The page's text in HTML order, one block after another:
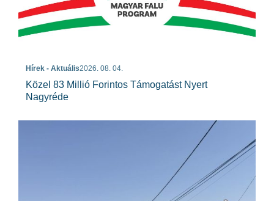
Hírek - Aktuális2026. 08. 04.
Közel 83 Millió Forintos Támogatást Nyert
Nagyréde